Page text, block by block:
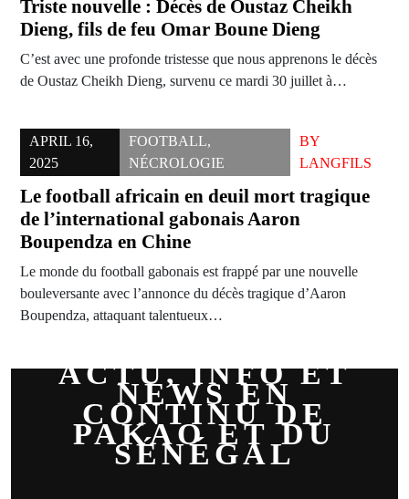
Triste nouvelle : Décès de Oustaz Cheikh
Dieng, fils de feu Omar Boune Dieng
C’est avec une profonde tristesse que nous apprenons le décès
de Oustaz Cheikh Dieng, survenu ce mardi 30 juillet à…
APRIL 16,
2025
FOOTBALL,
NÉCROLOGIE
BY
LANGFILS
Le football africain en deuil mort tragique
de l’international gabonais Aaron
Boupendza en Chine
Le monde du football gabonais est frappé par une nouvelle
bouleversante avec l’annonce du décès tragique d’Aaron
Boupendza, attaquant talentueux…
ACTU, INFO ET
NEWS EN
CONTINU DE
PAKAO ET DU
SÉNÉGAL